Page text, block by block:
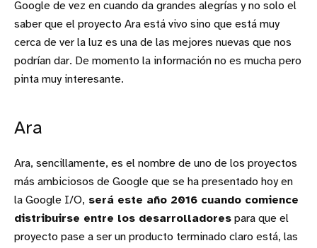
Google de vez en cuando da grandes alegrías y no solo el
saber que el proyecto Ara está vivo sino que está muy
cerca de ver la luz es una de las mejores nuevas que nos
podrían dar. De momento la información no es mucha pero
pinta muy interesante.
Ara
Ara, sencillamente, es el nombre de uno de los proyectos
más ambiciosos de Google que se ha presentado hoy en
la Google I/O, será este año 2016 cuando comience
distribuirse entre los desarrolladores para que el
proyecto pase a ser un producto terminado claro está, las